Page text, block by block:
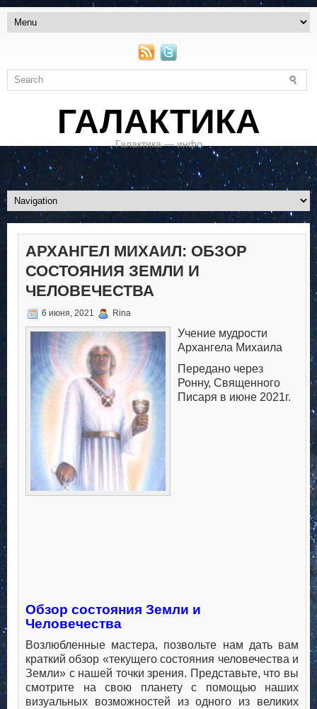
ГАЛАКТИКА
Галактика — инфо
АРХАНГЕЛ МИХАИЛ: ОБЗОР
СОСТОЯНИЯ ЗЕМЛИ И
ЧЕЛОВЕЧЕСТВА
6 июня, 2021 Rina
Учение мудрости
Архангела Михаила
Передано через
Ронну, Священного
Писаря в июне 2021г.
Обзор состояния Земли и
Человечества
Возлюбленные мастера, позвольте нам дать вам
краткий обзор «текущего состояния человечества и
Земли» с нашей точки зрения. Представьте, что вы
смотрите на свою планету с помощью наших
визуальных возможностей из одного из великих